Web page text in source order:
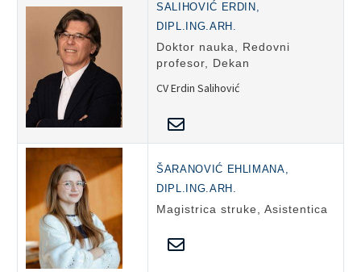
SALIHOVIĆ ERDIN,
DIPL.ING.ARH.
Doktor nauka, Redovni
profesor, Dekan
CV Erdin Salihović
ŠARANOVIĆ EHLIMANA,
DIPL.ING.ARH.
Magistrica struke, Asistentica